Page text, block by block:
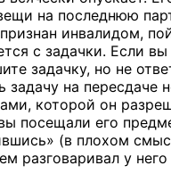
на последнюю
инвалидом,
с задачки. Если вы
задачку, но не
задачу на пересдаче
которой он
посещали его
(в плохом
разговаривал у него